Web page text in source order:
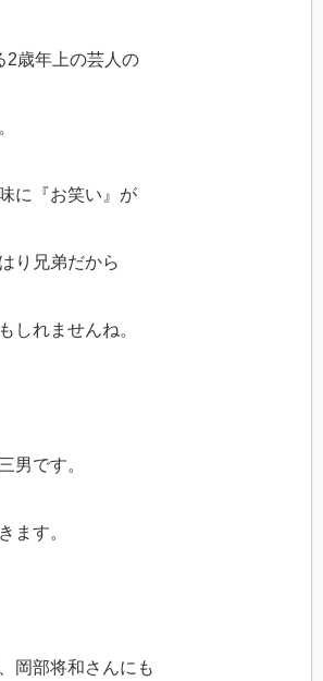
2歳年上の芸人の
に『お笑い』が
り兄弟だから
しれませんね。
男です。
ます。
岡部将和さんにも